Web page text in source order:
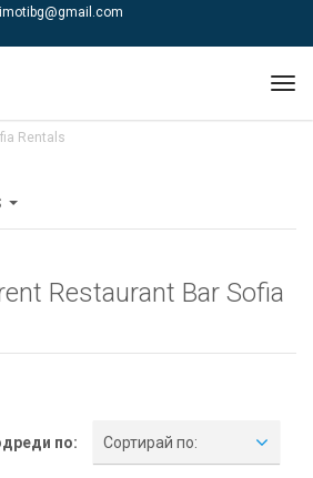
imotibg@gmail.com
Rentals
Restaurant Bar Sofia
по:
Сортирай по: